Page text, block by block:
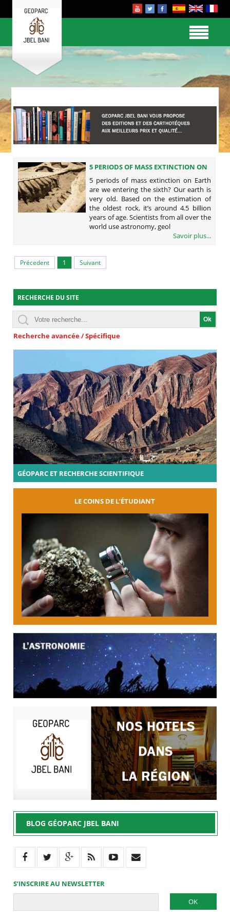
5 PERIODS OF MASS EXTINCTION ON
EARTH ARE WE ENTERING THE
SIXTH?
5 periods of mass extinction on Earth
are we entering the sixth? Our earth is
very old. Based on the estimation of
the oldest rock, it’s around 4.5 billion
years of age. Scientists from all over the
world use astronomy, geol
Savoir plus...
Précedent 1 Suivant
RECHERCHE DU SITE
Recherche avancée / Spécifique
GÉOPARC ET RECHERCHE SCIENTIFIQUE
LE COINS DE L’ÉTUDIANT
BLOG GÉOPARC JBEL BANI
S’INSCRIRE AU NEWSLETTER